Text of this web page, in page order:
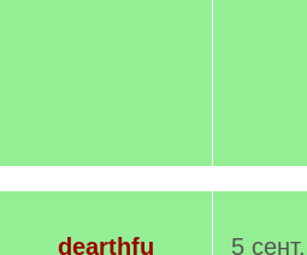
dearthfu 5